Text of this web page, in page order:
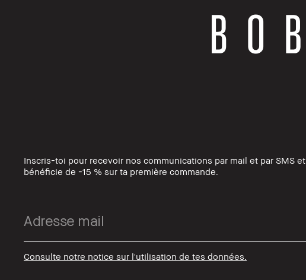
Inscris-toi pour recevoir nos communications par mail et par SMS et
bénéficie de -15 % sur ta première commande.
Consulte notre notice sur l'utilisation de tes données.